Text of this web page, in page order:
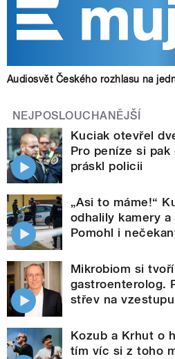
Audiosvět Českého rozhlasu na
NEJPOSLOUCHANĚJŠÍ
Kuciak otevřel
Pro peníze si
práskl policii
„Asi to máme!“
odhalily kamery
Pomohl i
Mikrobiom si
gastroenterolog.
střev na
Kozub a Krhut o
tím víc si z toho